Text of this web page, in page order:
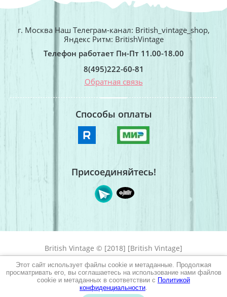
Этот сайт использует файлы cookie и метаданные. Продолжая
просматривать его, вы соглашаетесь на использование нами файлов
cookie и метаданных в соответствии с Политикой
конфиденциальности.
Оформить заказ
Корзина 0 пусто
г. Москва Наш Телеграм-канал: British_vintage_shop,
Яндекс Ритм: BritishVintage
Телефон работает Пн-Пт 11.00-18.00
8(495)222-60-81
Обратная связь
Способы оплаты
Присоединяйтесь!
British Vintage © [2018] [British Vintage]
создать интернет магазин— megagroup.ru, сайты с CMS